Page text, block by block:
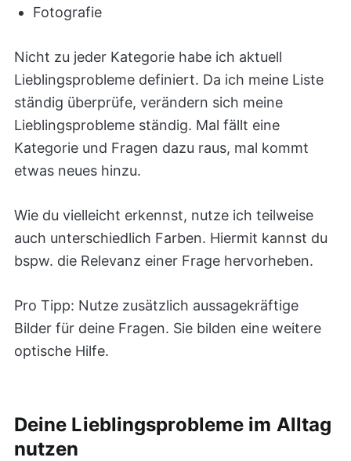
Fotografie
Nicht zu jeder Kategorie habe ich aktuell
Lieblingsprobleme definiert. Da ich meine Liste
ständig überprüfe, verändern sich meine
Lieblingsprobleme ständig. Mal fällt eine
Kategorie und Fragen dazu raus, mal kommt
etwas neues hinzu.
Wie du vielleicht erkennst, nutze ich teilweise
auch unterschiedlich Farben. Hiermit kannst du
bspw. die Relevanz einer Frage hervorheben.
Pro Tipp: Nutze zusätzlich aussagekräftige
Bilder für deine Fragen. Sie bilden eine weitere
optische Hilfe.
Deine Lieblingsprobleme im Alltag
nutzen